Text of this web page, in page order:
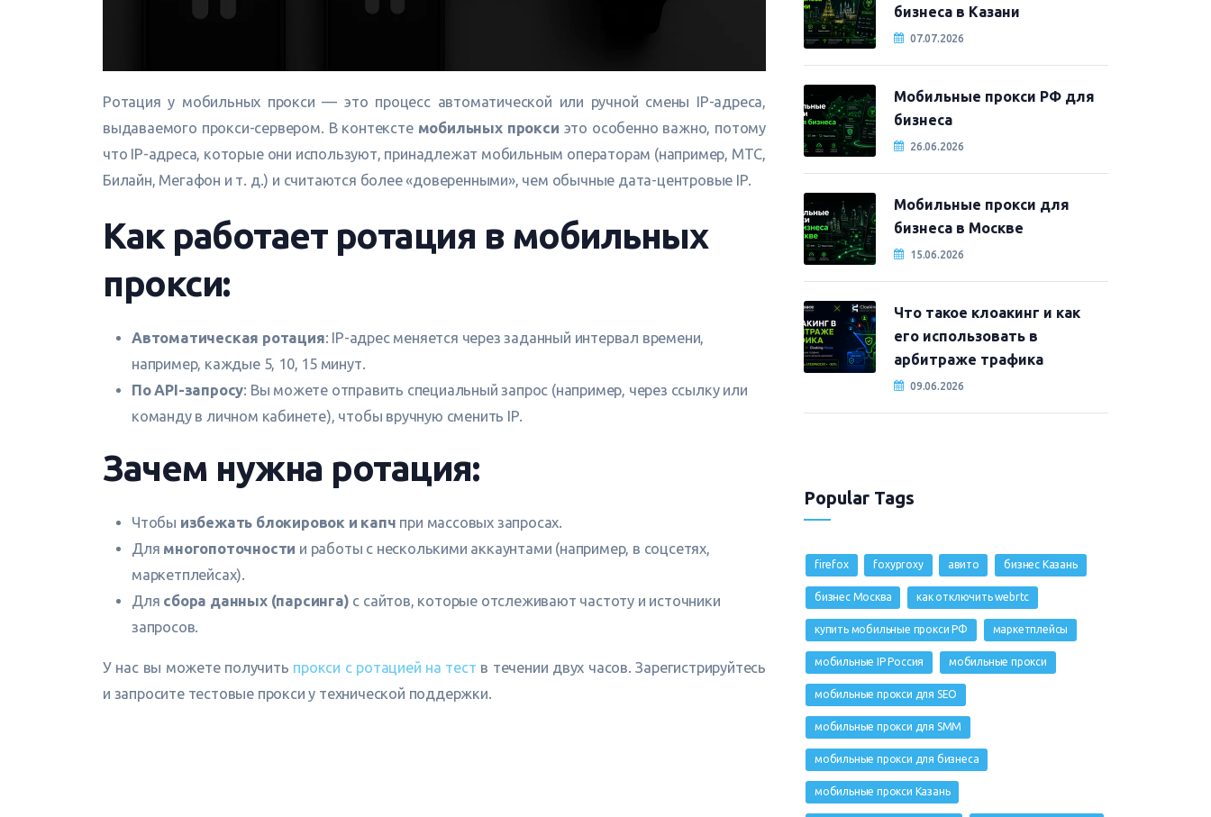
Ротация у мобильных прокси — это процесс автоматической или ручной смены IP-адреса,
выдаваемого прокси-сервером. В контексте мобильных прокси это особенно важно, потому
что IP-адреса, которые они используют, принадлежат мобильным операторам (например, МТС,
Билайн, Мегафон и т. д.) и считаются более «доверенными», чем обычные дата-центровые IP.
Как работает ротация в мобильных
прокси:
Автоматическая ротация: IP-адрес меняется через заданный интервал времени,
например, каждые 5, 10, 15 минут.
По API-запросу: Вы можете отправить специальный запрос (например, через ссылку или
команду в личном кабинете), чтобы вручную сменить IP.
Зачем нужна ротация:
Чтобы избежать блокировок и капч при массовых запросах.
Для многопоточности и работы с несколькими аккаунтами (например, в соцсетях,
маркетплейсах).
Для сбора данных (парсинга) с сайтов, которые отслеживают частоту и источники
запросов.
У нас вы можете получить прокси с ротацией на тест в течении двух часов. Зарегистрируйтесь
и запросите тестовые прокси у технической поддержки.
бизнеса в Казани
07.07.2026
Мобильные прокси РФ для
бизнеса
26.06.2026
Мобильные прокси для
бизнеса в Москве
15.06.2026
Что такое клоакинг и как
его использовать в
арбитраже трафика
09.06.2026
Popular Tags
firefox foxyproxy авито бизнес Казань
бизнес Москва как отключить webrtc
купить мобильные прокси РФ маркетплейсы
мобильные IP Россия мобильные прокси
мобильные прокси для SEO
мобильные прокси для SMM
мобильные прокси для бизнеса
мобильные прокси Казань